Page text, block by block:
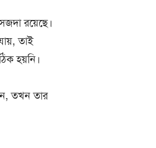
রয়েছে।
তাই
হয়নি।
তখন তার